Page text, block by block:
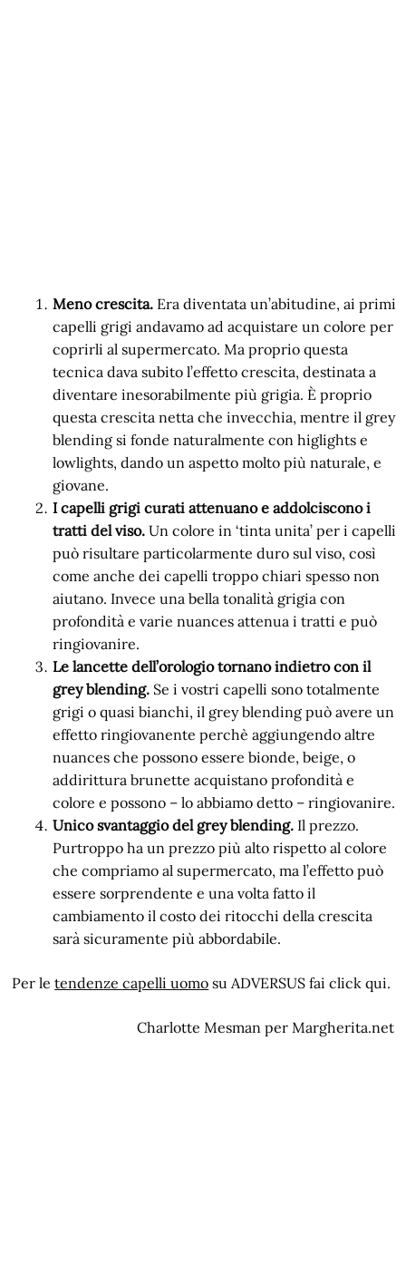
Meno crescita. Era diventata un’abitudine, ai primi
capelli grigi andavamo ad acquistare un colore per
coprirli al supermercato. Ma proprio questa
tecnica dava subito l’effetto crescita, destinata a
diventare inesorabilmente più grigia. È proprio
questa crescita netta che invecchia, mentre il grey
blending si fonde naturalmente con higlights e
lowlights, dando un aspetto molto più naturale, e
giovane.
I capelli grigi curati attenuano e addolciscono i
tratti del viso. Un colore in ‘tinta unita’ per i capelli
può risultare particolarmente duro sul viso, così
come anche dei capelli troppo chiari spesso non
aiutano. Invece una bella tonalità grigia con
profondità e varie nuances attenua i tratti e può
ringiovanire.
Le lancette dell’orologio tornano indietro con il
grey blending. Se i vostri capelli sono totalmente
grigi o quasi bianchi, il grey blending può avere un
effetto ringiovanente perchè aggiungendo altre
nuances che possono essere bionde, beige, o
addirittura brunette acquistano profondità e
colore e possono – lo abbiamo detto – ringiovanire.
Unico svantaggio del grey blending. Il prezzo.
Purtroppo ha un prezzo più alto rispetto al colore
che compriamo al supermercato, ma l’effetto può
essere sorprendente e una volta fatto il
cambiamento il costo dei ritocchi della crescita
sarà sicuramente più abbordabile.
Per letendenze capelli uomo su ADVERSUS fai click qui.
Charlotte Mesman per Margherita.net